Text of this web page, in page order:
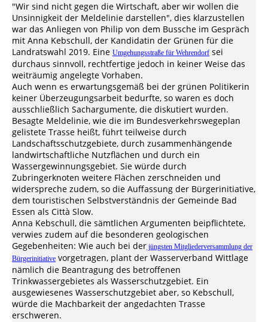
"Wir sind nicht gegen die Wirtschaft, aber wir wollen die
Unsinnigkeit der Meldelinie darstellen", dies klarzustellen
war das Anliegen von Philip von dem Bussche im Gespräch
mit Anna Kebschull, der Kandidatin der Grünen für die
Landratswahl 2019. Eine Umgehungsstraße für Wehrendorf sei
durchaus sinnvoll, rechtfertige jedoch in keiner Weise das
weiträumig angelegte Vorhaben.
Auch wenn es erwartungsgemäß bei der grünen Politikerin
keiner Überzeugungsarbeit bedurfte, so waren es doch
ausschließlich Sachargumente, die diskutiert wurden.
Besagte Meldelinie, wie die im Bundesverkehrswegeplan
gelistete Trasse heißt, führt teilweise durch
Landschaftsschutzgebiete, durch zusammenhängende
landwirtschaftliche Nutzflächen und durch ein
Wassergewinnungsgebiet. Sie würde durch
Zubringerknoten weitere Flächen zerschneiden und
widerspreche zudem, so die Auffassung der Bürgerinitiative,
dem touristischen Selbstverständnis der Gemeinde Bad
Essen als Città Slow.
Anna Kebschull, die sämtlichen Argumenten beipflichtete,
verwies zudem auf die besonderen geologischen
Gegebenheiten: Wie auch bei der jüngsten Mitgliederversammlung der
Bürgerinitiative vorgetragen, plant der Wasserverband Wittlage
nämlich die Beantragung des betroffenen
Trinkwassergebietes als Wasserschutzgebiet. Ein
ausgewiesenes Wasserschutzgebiet aber, so Kebschull,
würde die Machbarkeit der angedachten Trasse
erschweren.